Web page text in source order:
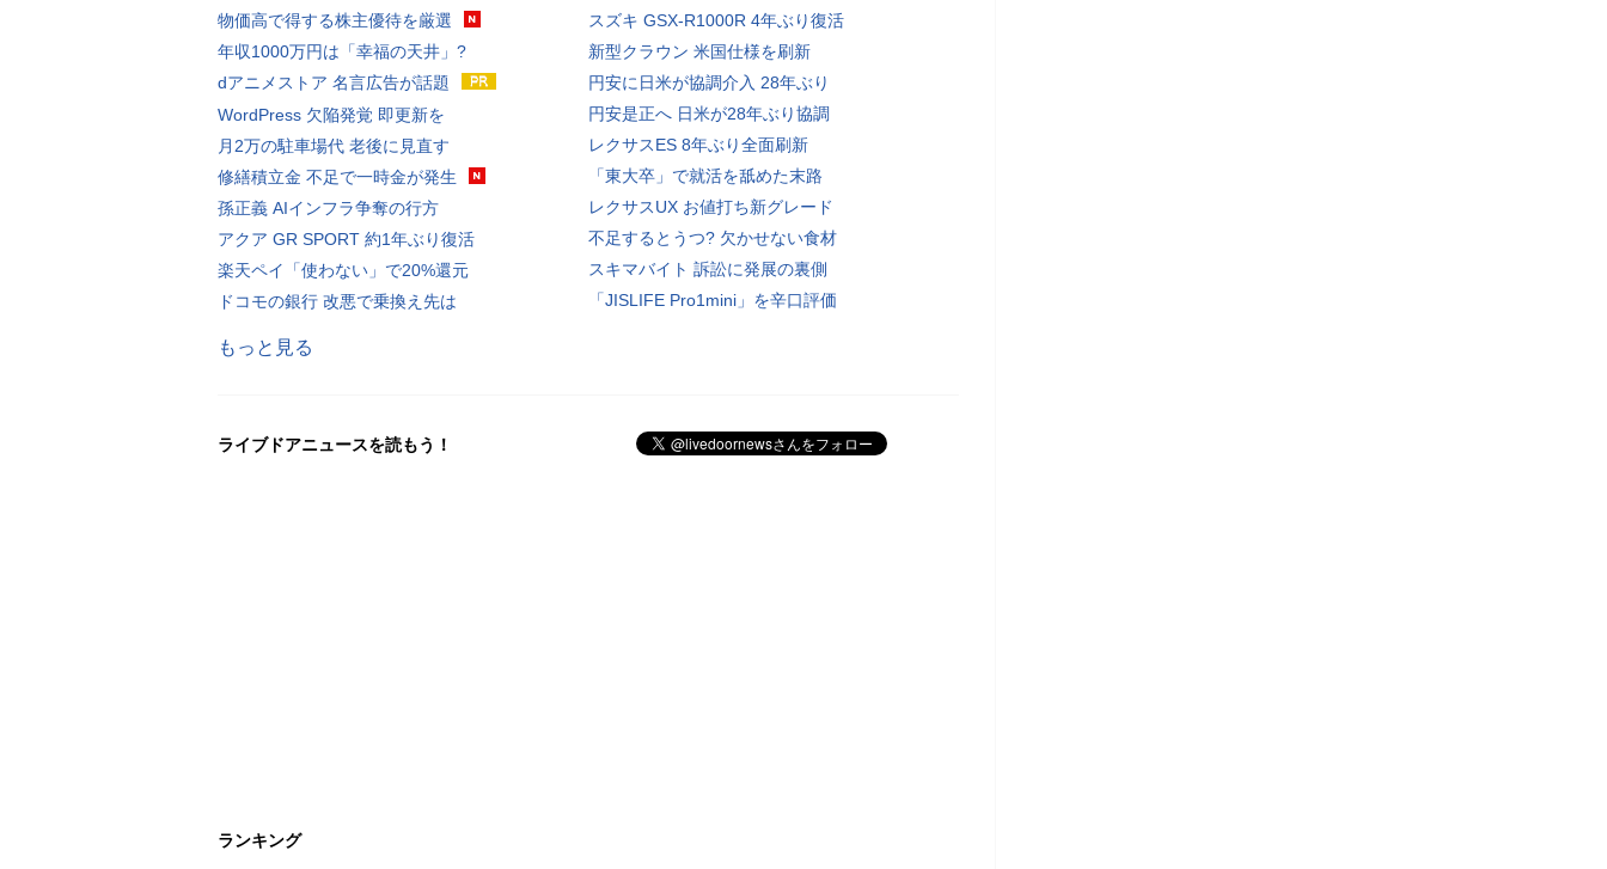
物価高で得する株主優待を厳選
年収1000万円は「幸福の天井」?
dアニメストア 名言広告が話題
WordPress 欠陥発覚 即更新を
月2万の駐車場代 老後に見直す
修繕積立金 不足で一時金が発生
孫正義 AIインフラ争奪の行方
アクア GR SPORT 約1年ぶり復活
楽天ペイ「使わない」で20%還元
ドコモの銀行 改悪で乗換え先は
スズキ GSX-R1000R 4年ぶり復活
新型クラウン 米国仕様を刷新
円安に日米が協調介入 28年ぶり
円安是正へ 日米が28年ぶり協調
レクサスES 8年ぶり全面刷新
「東大卒」で就活を舐めた末路
レクサスUX お値打ち新グレード
不足するとうつ? 欠かせない食材
スキマバイト 訴訟に発展の裏側
「JISLIFE Pro1mini」を辛口評価
もっと見る
ライブドアニュースを読もう！
ランキング